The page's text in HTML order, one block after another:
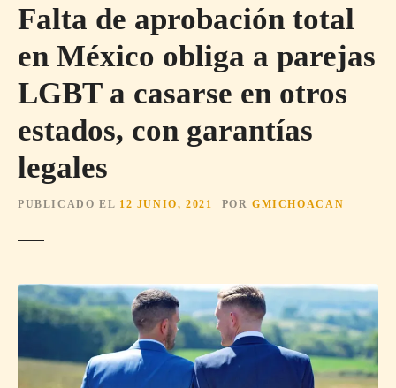
Falta de aprobación total
en México obliga a parejas
LGBT a casarse en otros
estados, con garantías
legales
PUBLICADO EL 12 JUNIO, 2021 POR GMICHOACAN